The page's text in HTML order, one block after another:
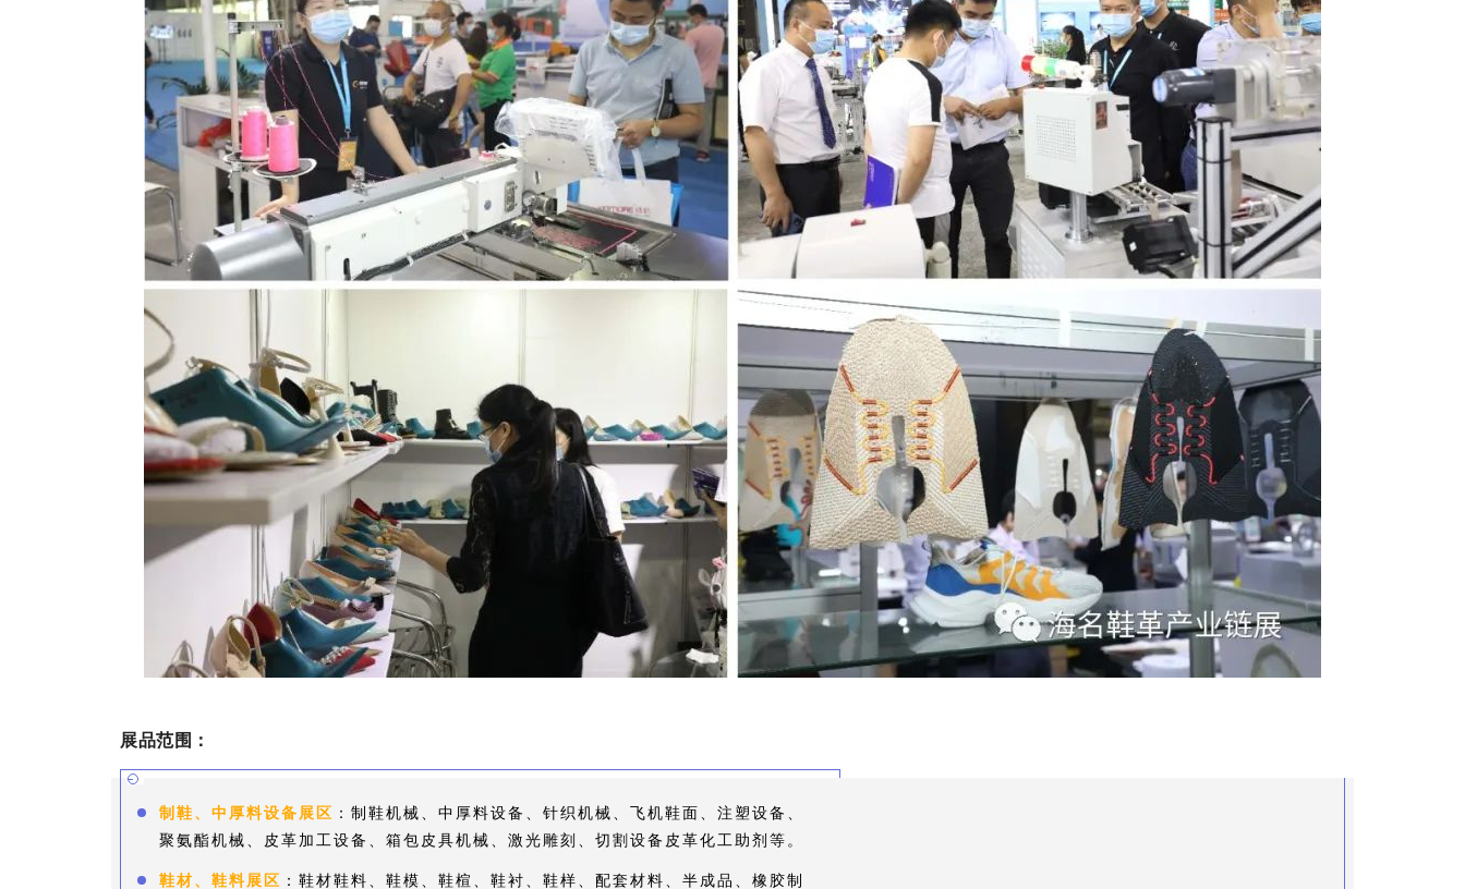
展品范围：
制鞋、中厚料设备展区 ：制鞋机械、中厚料设备、针织机械、飞机鞋面、注塑设备、
聚氨酯机械、皮革加工设备、箱包皮具机械、激光雕刻、切割设备皮革化工助剂等。
鞋材、鞋料展区 ：鞋材鞋料、鞋模、鞋楦、鞋衬、鞋样、配套材料、半成品、橡胶制